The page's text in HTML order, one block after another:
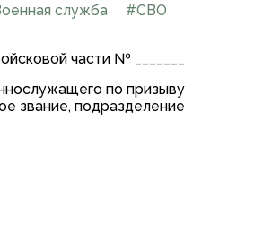
служба #СВО
части № _______
по призыву
звание, подразделение